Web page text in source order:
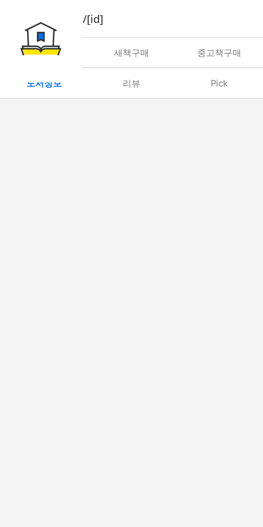
book/rent/[id]
대여 새책구매 중고책구매
도서정보 리뷰 Pick